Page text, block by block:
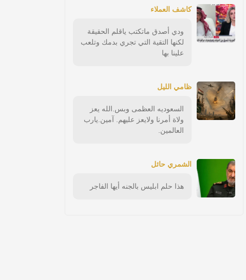
كاشف العملاء
ودي أصدق ماتكتب ياقلم الحقيقة
لكنها التقية التي تجري بدمك وتلعب
علينا بها
ظامي الليل
السعوديه العظمى وبس.الله يعز
ولاة أمرنا ولايعز عليهم. آمين.يارب
العالمين.
الشمري حائل
هذا حلم ابليس بالجنه أيها الفاجر